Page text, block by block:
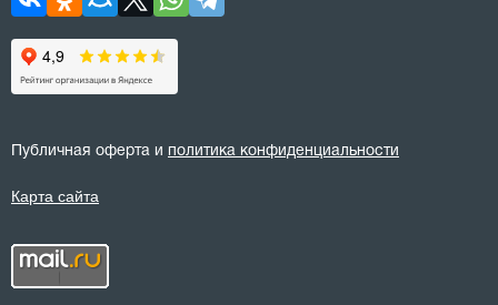
Публичная оферта и политика конфиденциальности
Карта сайта